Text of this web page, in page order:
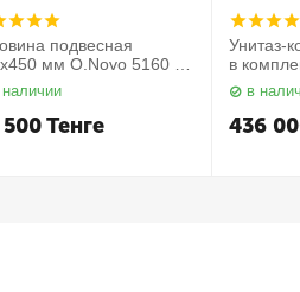
подвесная
мм O.Novo 5160 55
наличии
Тенге
Унитаз-
в
01в
436